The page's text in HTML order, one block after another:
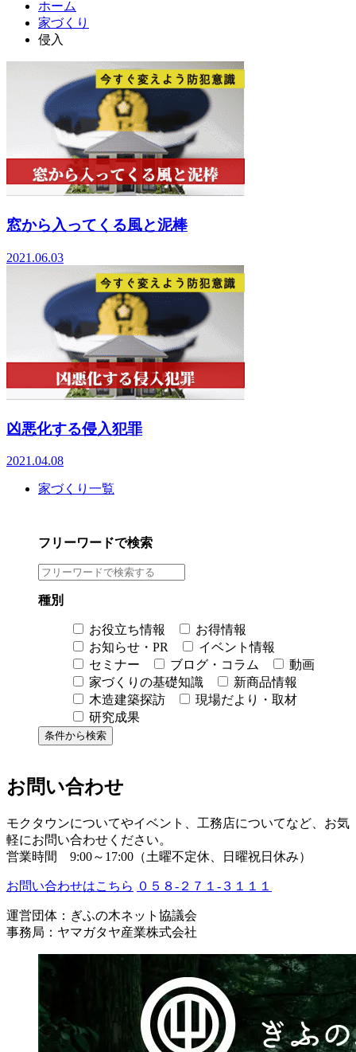
ホーム
家づくり
侵入
窓から入ってくる風と泥棒
2021.06.03
凶悪化する侵入犯罪
2021.04.08
家づくり一覧
フリーワードで検索
種別
お役立ち情報
お得情報
お知らせ・PR
イベント情報
セミナー
ブログ・コラム
動画
家づくりの基礎知識
新商品情報
木造建築探訪
現場だより・取材
研究成果
お問い合わせ
モクタウンについてやイベント、工務店についてなど、お気
軽にお問い合わせください。
営業時間 9:00～17:00（土曜不定休、日曜祝日休み）
お問い合わせはこちら ０５８-２７１-３１１１
運営団体：ぎふの木ネット協議会
事務局：ヤマガタヤ産業株式会社